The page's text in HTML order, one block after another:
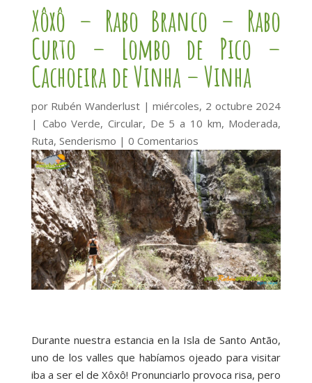
Xôxô – Rabo Branco – Rabo
Curto – Lombo de Pico –
Cachoeira de Vinha – Vinha
por Rubén Wanderlust |miércoles, 2 octubre 2024
| Cabo Verde, Circular, De 5 a 10 km, Moderada,
Ruta, Senderismo | 0 Comentarios
Durante nuestra estancia en la Isla de Santo Antão,
uno de los valles que habíamos ojeado para visitar
iba a ser el de Xôxô! Pronunciarlo provoca risa, pero